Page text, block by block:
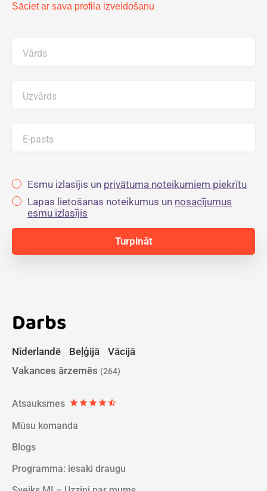
Sāciet ar sava profila izveidošanu
Vārds
Uzvārds
E-pasts
Esmu izlasījis un privātuma noteikumiem piekrītu
Lapas lietošanas noteikumus un nosacījumus
esmu izlasījis
Darbs
Nīderlandē Beļģijā
Vācijā
Vakances ārzemēs (264)
Atsauksmes starstarstarstarstar_half
Mūsu komanda
Blogs
Programma: iesaki draugu